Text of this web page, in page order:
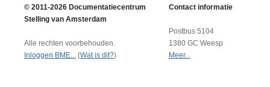
© 2011-2026 Documentatiecentrum
Stelling van Amsterdam
Alle rechten voorbehouden.
Inloggen BME... (Wat is dit?)
Contact informatie
Postbus 5104
1380 GC Weesp
Meer...